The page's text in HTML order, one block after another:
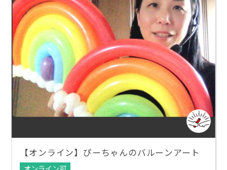
【オンライン】ぴーちゃんのバルーンアート